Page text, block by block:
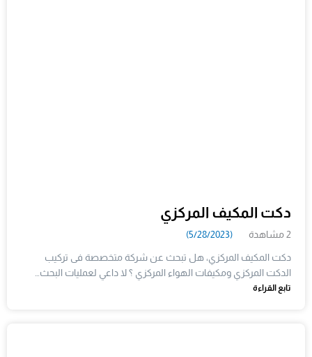
دكت المكيف المركزي
2 مشاهدة (5/28/2023)
دكت المكيف المركزي، هل تبحث عن شركة متخصصة فى تركيب
الدكت المركزي ومكيفات الهواء المركزي ؟ لا داعي لعمليات البحث…
تابع القراءة